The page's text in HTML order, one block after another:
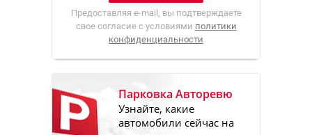
Предоставляя e-mail, вы подтверждаете
свое согласие с условиями политики
конфиденциальности
Парковка Авторевю
Узнайте, какие
автомобили сейчас на